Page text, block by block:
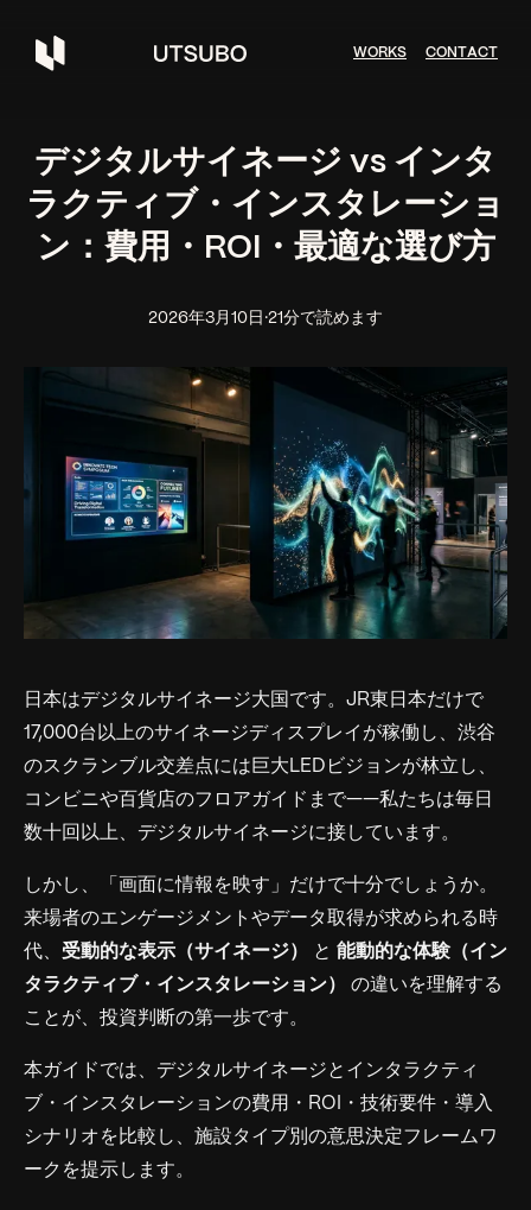
WORKS CONTACT
デジタルサイネージ vs インタ
ラクティブ・インスタレーショ
ン：費用・ROI・最適な選び方
2026年3月10日 ·21分で読めます
日本はデジタルサイネージ大国です。JR東日本だけで
17,000台以上のサイネージディスプレイが稼働し、渋谷
のスクランブル交差点には巨大LEDビジョンが林立し、
コンビニや百貨店のフロアガイドまで——私たちは毎日
数十回以上、デジタルサイネージに接しています。
しかし、「画面に情報を映す」だけで十分でしょうか。
来場者のエンゲージメントやデータ取得が求められる時
代、 受動的な表示（サイネージ） と 能動的な体験（イン
タラクティブ・インスタレーション）
の違いを理解する
ことが、投資判断の第一歩です。
本ガイドでは、デジタルサイネージとインタラクティ
ブ・インスタレーションの費用・ROI・技術要件・導入
シナリオを比較し、施設タイプ別の意思決定フレームワ
ークを提示します。